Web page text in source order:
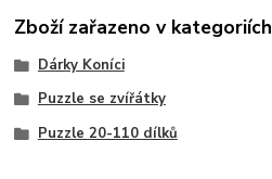
Zboží zařazeno v kategoriích
Dárky Koníci
Puzzle se zvířátky
Puzzle 20-110 dílků